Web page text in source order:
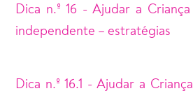
Dica n.º 16 - Ajudar a
independente – estratégias
Dica n.º 16.1 - Ajudar a